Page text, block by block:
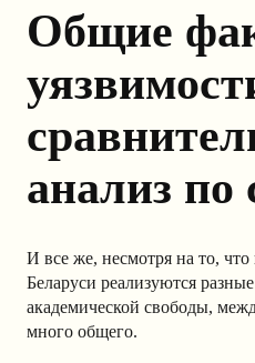
Общие
анализ по
И все же, несмотря на то,
Беларуси реализуются
академической свободы,
много общего.